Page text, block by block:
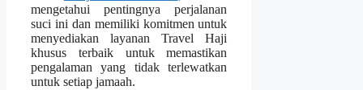
mengetahui pentingnya perjalanan
suci ini dan memiliki komitmen untuk
menyediakan layanan Travel Haji
khusus terbaik untuk memastikan
pengalaman yang tidak terlewatkan
untuk setiap jamaah.